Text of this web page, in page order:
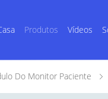
Produtos Vídeos
Do Monitor Paciente